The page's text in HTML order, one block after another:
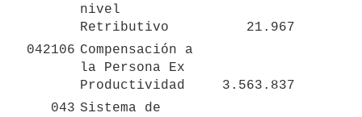
nivel
Retributivo
21.967
042106 Compensación a
la Persona Ex
Productividad
3.563.837
043 Sistema de